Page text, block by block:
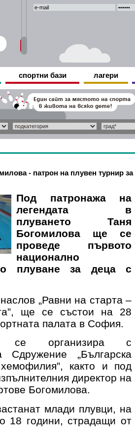
спортни бази лагери
- патрон на плувен турнир
Под патронажа на
легендата в
плуването Таня
Богомилова ще се
проведе първото
национално
плуване за деца с
„Равни на старта –
ще се състои на 28
палата в София.
се организира с
Сдружение „Българска
както и под
директор на
Богомилова.
млади плувци, на
18 години, страдащи от